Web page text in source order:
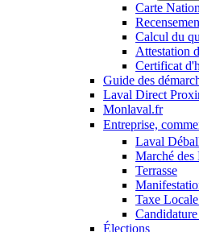
Carte
Calcul du
Attestation
Certificat
Guide des
Laval Direct
Monlaval.fr
Entreprise,
Laval
Marché des
Terrasse
Taxe
Élections